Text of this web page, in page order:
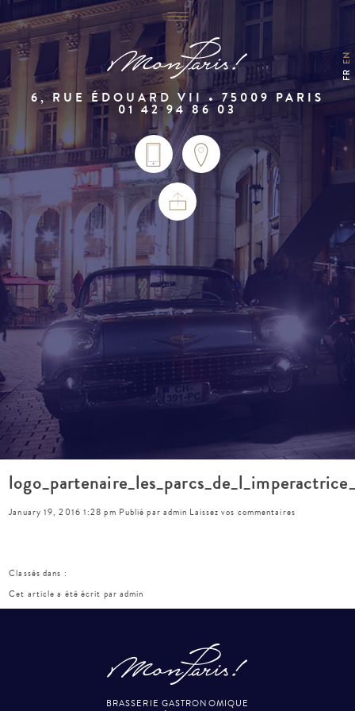
FR
EN
6, RUE ÉDOUARD VII • 75009 PARIS
01 42 94 86 03
January 19, 2016 1:28 pm Publié par admin Laissez vos commentaires
Classés dans :
Cet article a été écrit par admin
BRASSERIE GASTRONOMIQUE